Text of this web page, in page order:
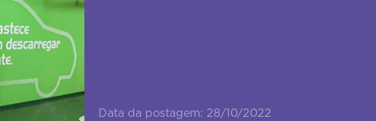
Data da postagem: 28/10/2022